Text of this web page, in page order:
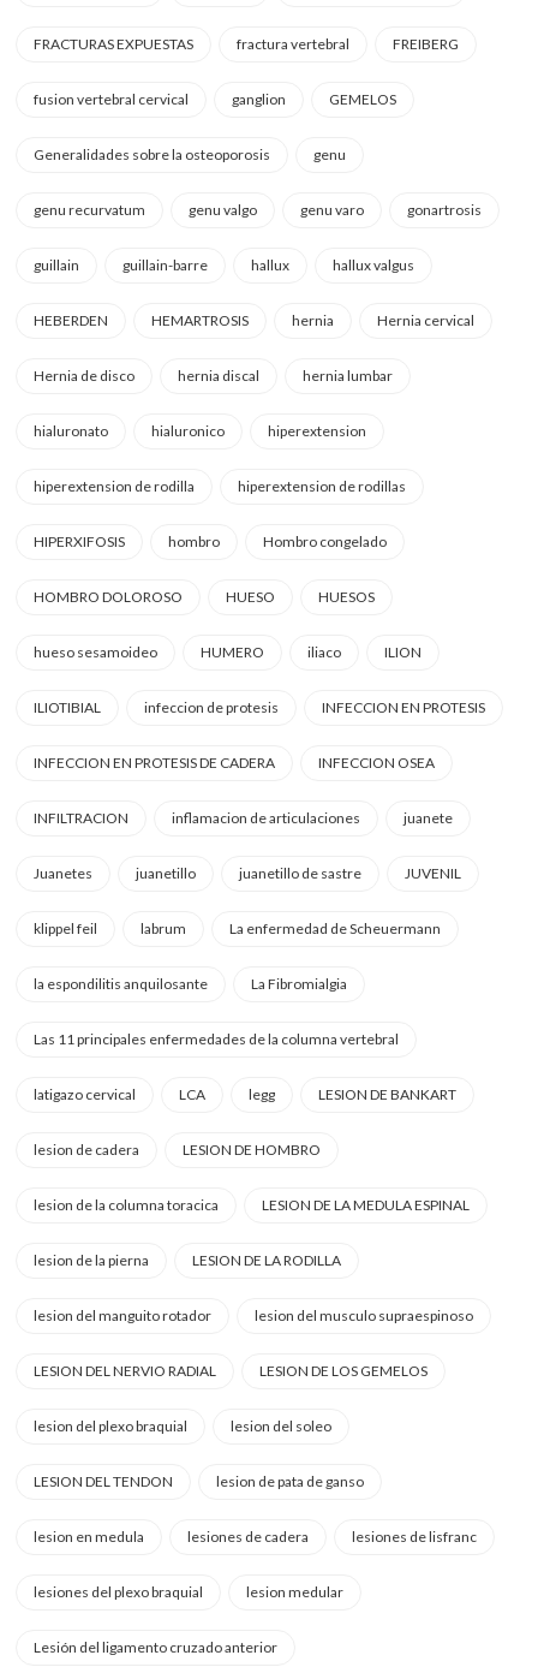
FRACTURAS EXPUESTAS fractura vertebral FREIBERG
fusion vertebral cervical ganglion GEMELOS
Generalidades sobre la osteoporosis genu
genu recurvatum genu valgo genu varo gonartrosis
guillain guillain-barre hallux hallux valgus
HEBERDEN HEMARTROSIS hernia Hernia cervical
Hernia de disco hernia discal hernia lumbar
hialuronato hialuronico hiperextension
hiperextension de rodilla hiperextension de rodillas
HIPERXIFOSIS hombro Hombro congelado
HOMBRO DOLOROSO HUESO HUESOS
hueso sesamoideo HUMERO iliaco ILION
ILIOTIBIAL infeccion de protesis INFECCION EN PROTESIS
INFECCION EN PROTESIS DE CADERA INFECCION OSEA
INFILTRACION inflamacion de articulaciones juanete
Juanetes juanetillo juanetillo de sastre JUVENIL
klippel feil labrum La enfermedad de Scheuermann
la espondilitis anquilosante La Fibromialgia
Las 11 principales enfermedades de la columna vertebral
latigazo cervical LCA legg LESION DE BANKART
lesion de cadera LESION DE HOMBRO
lesion de la columna toracica LESION DE LA MEDULA ESPINAL
lesion de la pierna LESION DE LA RODILLA
lesion del manguito rotador lesion del musculo supraespinoso
LESION DEL NERVIO RADIAL LESION DE LOS GEMELOS
lesion del plexo braquial lesion del soleo
LESION DEL TENDON lesion de pata de ganso
lesion en medula lesiones de cadera lesiones de lisfranc
lesiones del plexo braquial lesion medular
Lesión del ligamento cruzado anterior